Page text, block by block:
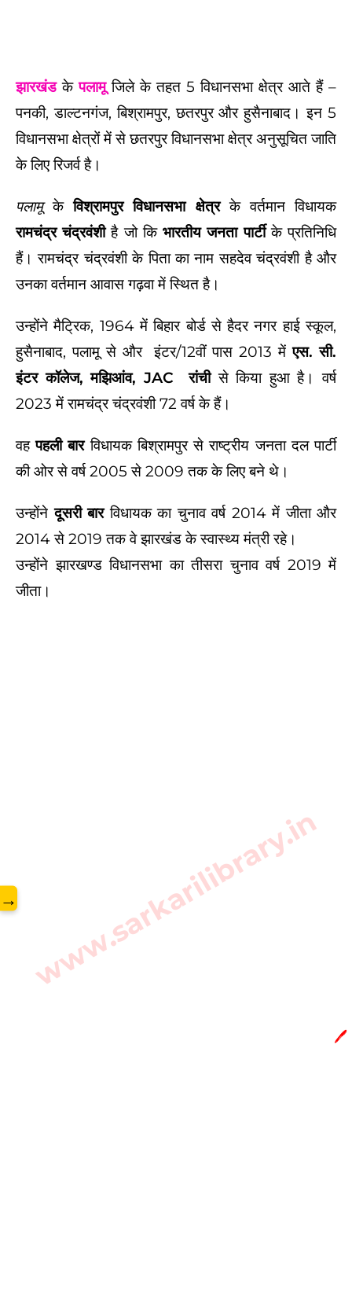
झारखंडकेपलामूजिले के तहत 5 विधानसभा क्षेत्र आते हैं –
पनकी, डाल्टनगंज, बिश्रामपुर, छतरपुर और हुसैनाबाद। इन 5
विधानसभा क्षेत्रों में से छतरपुर विधानसभा क्षेत्र अनुसूचित जाति
के लिए रिजर्व है।
पलामूकेविश्रामपुर विधानसभा क्षेत्रके वर्तमान विधायक
रामचंद्र चंद्रवंशीहै जो किभारतीय जनता पार्टीके प्रतिनिधि
हैं। रामचंद्र चंद्रवंशी के पिता का नाम सहदेव चंद्रवंशी है और
उनका वर्तमान आवास गढ़वा में स्थित है।
उन्होंने मैट्रिक, 1964 में बिहार बोर्ड से हैदर नगर हाई स्कूल,
हुसैनाबाद, पलामू से और इंटर/12वीं पास 2013 मेंएस. सी.
इंटर कॉलेज, मझिआंव, JAC रांचीसे किया हुआ है। वर्ष
2023 में रामचंद्र चंद्रवंशी 72 वर्ष के हैं।
वहपहली बारविधायक बिश्रामपुर से राष्ट्रीय जनता दल पार्टी
की ओर से वर्ष 2005 से 2009 तक के लिए बने थे।
उन्होंनेदूसरी बारविधायक का चुनाव वर्ष 2014 में जीता और
2014 से 2019 तक वे झारखंड के स्वास्थ्य मंत्री रहे।
उन्होंने झारखण्ड विधानसभा का तीसरा चुनाव वर्ष 2019 में
जीता।
www.sarkarilibrary.in
→
🖊️